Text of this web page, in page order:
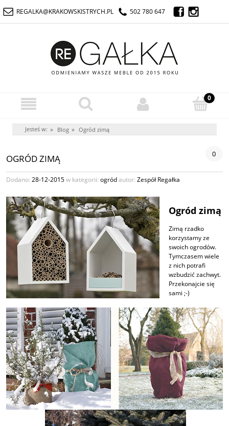
REGALKA@KRAKOWSKISTRYCH.PL 502 780 647
Jesteś w: » Blog » Ogród zimą
OGRÓD ZIMĄ 0
Dodano: 28-12-2015w kategorii: ogródautor: Zespół Regałka
Ogród zimą
Zimą rzadko
korzystamy ze
swoich ogrodów.
Tymczasem wiele
z nich potrafi
wzbudzić zachwyt.
Przekonajcie się
sami ;-)